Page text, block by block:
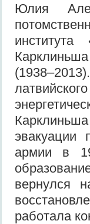
Юлия
института
эвакуации
армии в
вернулся
работала